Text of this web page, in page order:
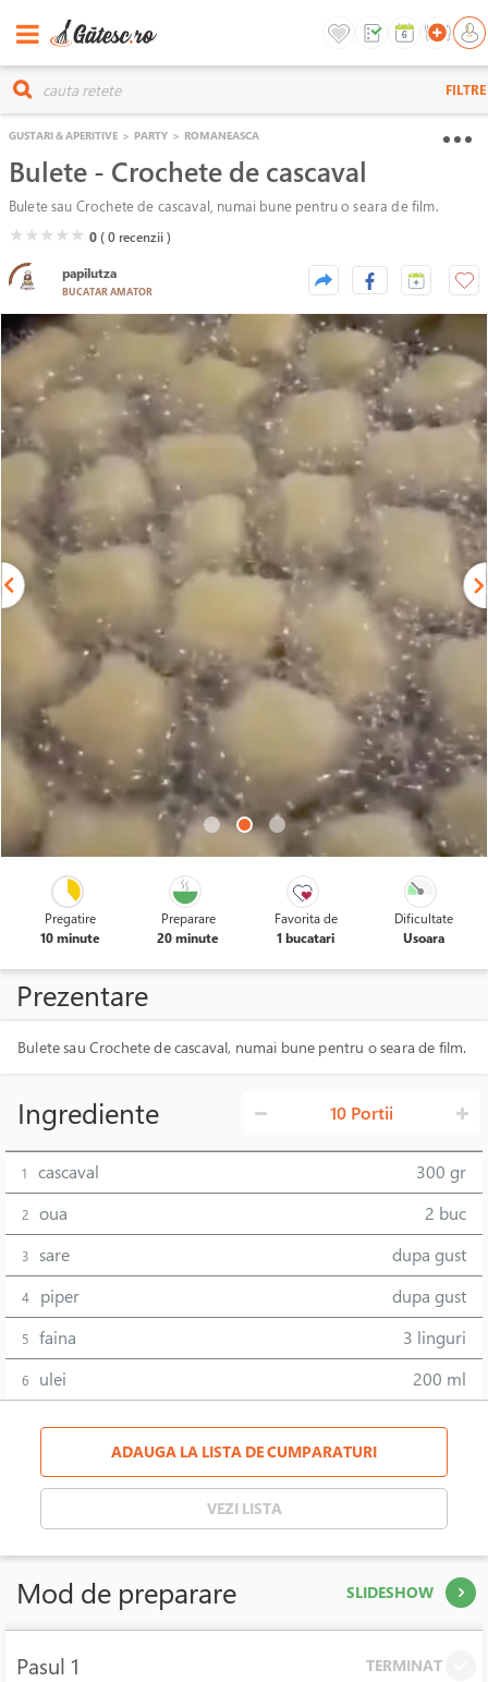
FILTRE
GUSTARI & APERITIVE > PARTY > ROMANEASCA
Bulete - Crochete de cascaval
Bulete sau Crochete de cascaval, numai bune pentru o seara de film.
( )
★( )
★( )
★( )
★( )
★ 0( 0 recenzii )
papilutza
BUCATAR AMATOR
Pregatire
10 minute
Preparare
20 minute
Favorita de
1 bucatari
Dificultate
Usoara
Prezentare
Bulete sau Crochete de cascaval, numai bune pentru o seara de film.
Ingrediente 10 Portii
1 cascaval 300 gr
2 oua 2 buc
3 sare dupa gust
4 piper dupa gust
5 faina 3 linguri
6 ulei 200 ml
ADAUGA LA LISTA DE CUMPARATURI
VEZI LISTA
Mod de preparare SLIDESHOW
Pasul 1 TERMINAT